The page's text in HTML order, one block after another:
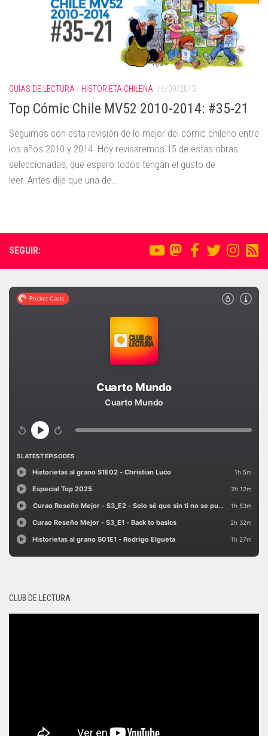
GUÍAS DE LECTURA / HISTORIETA CHILENA 16/09/2015
Top Cómic Chile MV52 2010-2014: #35-21
Seguimos con esta revisión de lo mejor del cómic chileno entre
los años 2010 y 2014. Hoy revisaremos 15 de estas obras
seleccionadas, que espero todos tengan el gusto de
leer. Antes dije que una de...
SEGUIR:
CLUB DE LECTURA